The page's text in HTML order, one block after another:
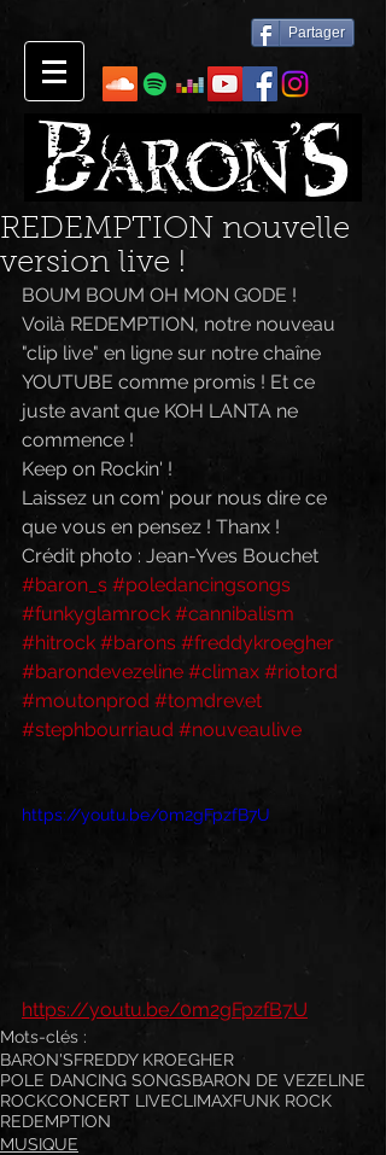
Partager
REDEMPTION nouvelle
version live !
BOUM BOUM OH MON GODE !
Voilà REDEMPTION, notre nouveau
"clip live" en ligne sur notre chaîne
YOUTUBE comme promis ! Et ce
juste avant que KOH LANTA ne
commence !
Keep on Rockin' !
Laissez un com' pour nous dire ce
que vous en pensez ! Thanx !
Crédit photo : Jean-Yves Bouchet
#baron_s #poledancingsongs
#funkyglamrock #cannibalism
#hitrock #barons #freddykroegher
#barondevezeline #climax #riotord
#moutonprod #tomdrevet
#stephbourriaud #nouveaulive
https://youtu.be/0m2gFpzfB7U
https://youtu.be/0m2gFpzfB7U
Mots-clés :
BARON'SFREDDY KROEGHER
POLE DANCING SONGSBARON DE VEZELINE
ROCKCONCERT LIVECLIMAXFUNK ROCK
REDEMPTION
MUSIQUE